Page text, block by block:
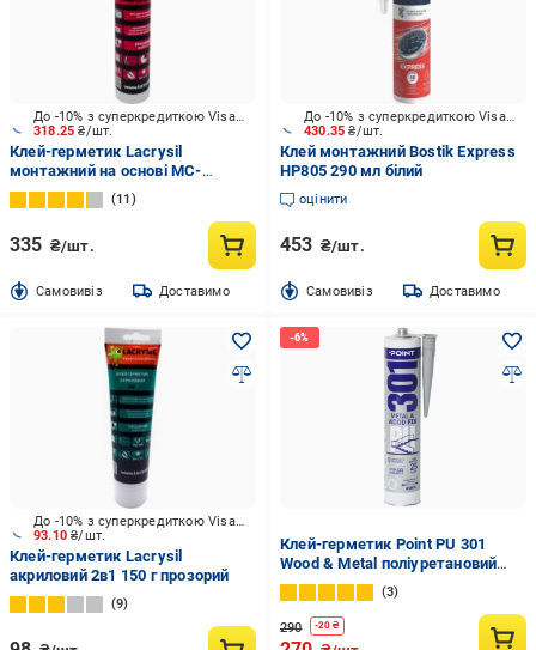
318.25₴/шт.
До -10% з суперкредиткою Visa Вигода
Клей-герметик Lacrysil
монтажний на основі МС-
полімерів 280 г прозорий
11
335 ₴/шт.
Cамовивіз Доставимо
430.35₴/шт.
До -10% з суперкредиткою Visa Вигода
Клей монтажний Bostik Ехpress
HP805 290 мл білий
оцінити
453 ₴/шт.
Cамовивіз Доставимо
93.10₴/шт.
До -10% з суперкредиткою Visa Вигода
Клей-герметик Lacrysil
акриловий 2в1 150 г прозорий
9
Клей-герметик Point PU 301
Wood & Metal поліуретановий
300 мл Сірий (03-4-0-301)
3
290 -20 ₴